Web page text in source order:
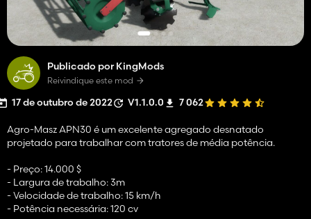
Publicado por KingMods
Reivindique este mod
17 de outubro de 2022 V1.1.0.0 7 062
Agro-Masz APN30 é um excelente agregado desnatado
projetado para trabalhar com tratores de média potência.
- Preço: 14.000 $
- Largura de trabalho: 3m
- Velocidade de trabalho: 15 km/h
- Potência necessária: 120 cv